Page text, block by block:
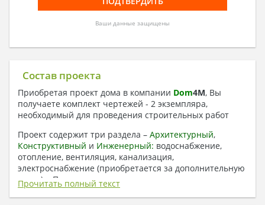
Ваши данные защищены
Состав проекта
Приобретая проект дома в компании Dom4M, Вы
получаете комплект чертежей - 2 экземпляра,
необходимый для проведения строительных работ
Проект содержит три раздела – Архитектурный,
Конструктивный и Инженерный: водоснабжение,
отопление, вентиляция, канализация,
электроснабжение (приобретается за дополнительную
плату) + Пояснительная записка.
1. Архитектурный раздел:
Прочитать полный текст